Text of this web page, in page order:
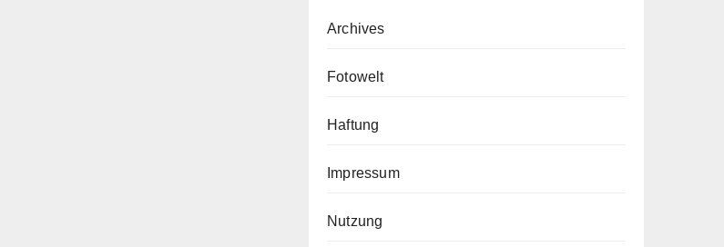
Archives
Fotowelt
Haftung
Impressum
Nutzung